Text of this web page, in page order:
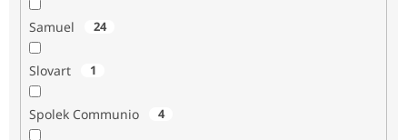
Samuel 24
Slovart 1
Spolek Communio 4